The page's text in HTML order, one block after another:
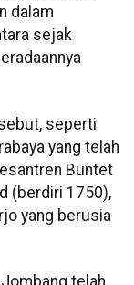
dalam
sejak
seperti
yang telah
Buntet
(berdiri 1750),
yang berusia